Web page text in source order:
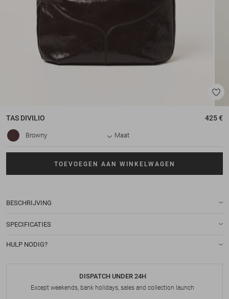
TAS DIVILIO 425 €
Browny Maat
TOEVOEGEN AAN WINKELWAGEN
BESCHRIJVING
SPECIFICATIES
HULP NODIG?
DISPATCH UNDER 24H
Except weekends, bank holidays, sales and collection launch